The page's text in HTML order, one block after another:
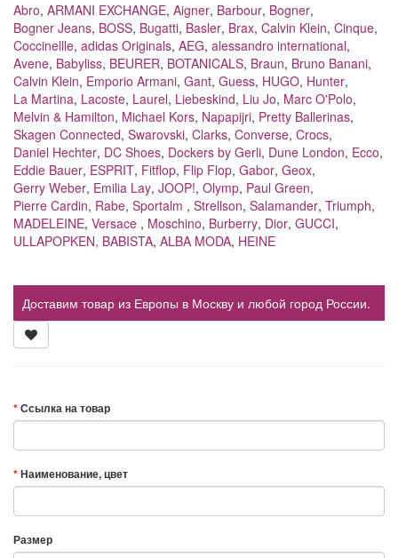
Abro, ARMANI EXCHANGE, Aigner, Barbour, Bogner,
Bogner Jeans, BOSS, Bugatti, Basler, Brax, Calvin Klein, Cinque,
Coccinellle, adidas Originals, AEG, alessandro international,
Avene, Babyliss, BEURER, BOTANICALS, Braun, Bruno Banani,
Calvin Klein, Emporio Armani, Gant, Guess, HUGO, Hunter,
La Martina, Lacoste, Laurel, Liebeskind, Liu Jo, Marc O'Polo,
Melvin & Hamilton, Michael Kors, Napapijri, Pretty Ballerinas,
Skagen Connected, Swarovski, Clarks, Converse, Crocs,
Daniel Hechter, DC Shoes, Dockers by Gerli, Dune London, Ecco,
Eddie Bauer, ESPRIT, Fitflop, Flip Flop, Gabor, Geox,
Gerry Weber, Emilia Lay, JOOP!, Olymp, Paul Green,
Pierre Cardin, Rabe, Sportalm , Strellson, Salamander, Triumph,
MADELEINE, Versace , Moschino, Burberry, Dior, GUCCI,
ULLAPOPKEN, BABISTA, ALBA MODA, HEINE
Доставим товар из Европы в Москву и любой город России.
Ссылка на товар
Наименование, цвет
Размер